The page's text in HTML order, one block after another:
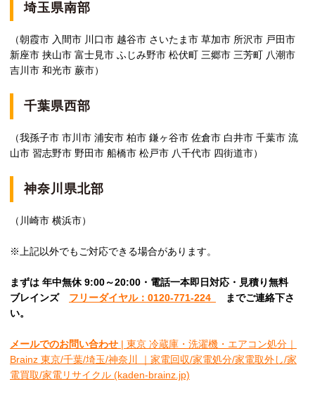
埼玉県南部
（朝霞市 入間市 川口市 越谷市 さいたま市 草加市 所沢市 戸田市
新座市 挟山市 富士見市 ふじみ野市 松伏町 三郷市 三芳町 八潮市
吉川市 和光市 蕨市）
千葉県西部
（我孫子市 市川市 浦安市 柏市 鎌ヶ谷市 佐倉市 白井市 千葉市 流
山市 習志野市 野田市 船橋市 松戸市 八千代市 四街道市）
神奈川県北部
（川崎市 横浜市）
※上記以外でもご対応できる場合があります。
まずは 年中無休 9:00～20:00・電話一本即日対応・見積り無料
ブレインズ フリーダイヤル：0120-771-224 までご連絡下さ
い。
メールでのお問い合わせ | 東京 冷蔵庫・洗濯機・エアコン処分｜
Brainz 東京/千葉/埼玉/神奈川 ｜家電回収/家電処分/家電取外し/家
電買取/家電リサイクル (kaden-brainz.jp)